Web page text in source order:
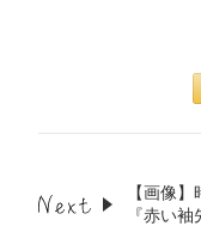
【画像
『赤い